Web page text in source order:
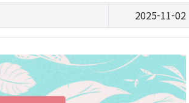
2025-11-02